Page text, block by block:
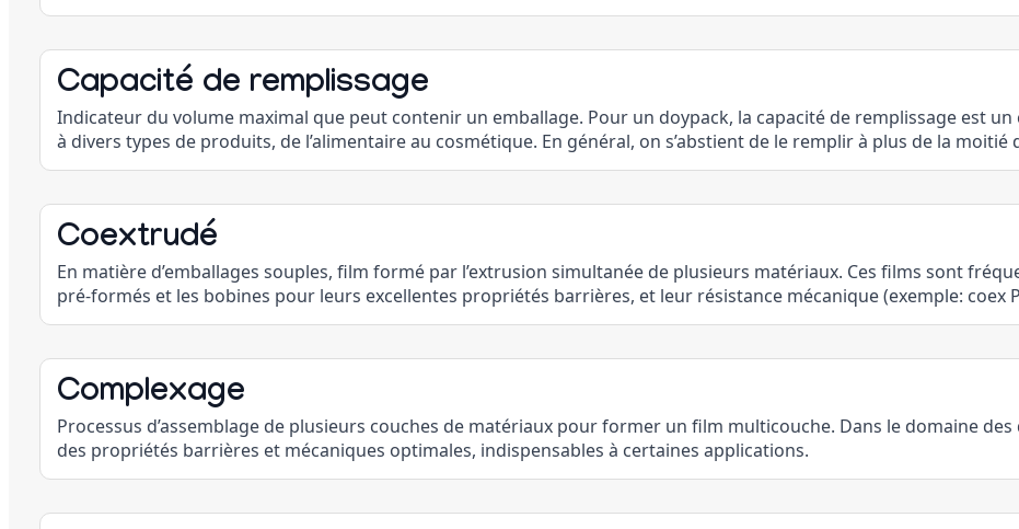
Capacité de remplissage
Indicateur du volume maximal que peut contenir un emballage. Pour un doypack, la capacité de remplissage est
à divers types de produits, de l’alimentaire au cosmétique. En général, on s’abstient de le remplir à plus de la moitié
Coextrudé
En matière d’emballages souples, film formé par l’extrusion simultanée de plusieurs matériaux. Ces films sont
pré-formés et les bobines pour leurs excellentes propriétés barrières, et leur résistance mécanique (exemple: coex
Complexage
Processus d’assemblage de plusieurs couches de matériaux pour former un film multicouche. Dans le domaine
des propriétés barrières et mécaniques optimales, indispensables à certaines applications.